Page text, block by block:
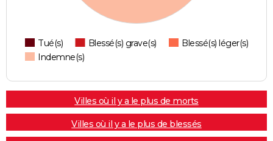
Tué(s) Blessé(s) grave(s)
Blessé(s) léger(s)
Indemne(s)
Villes où il y a le plus de morts
Villes où il y a le plus de blessés